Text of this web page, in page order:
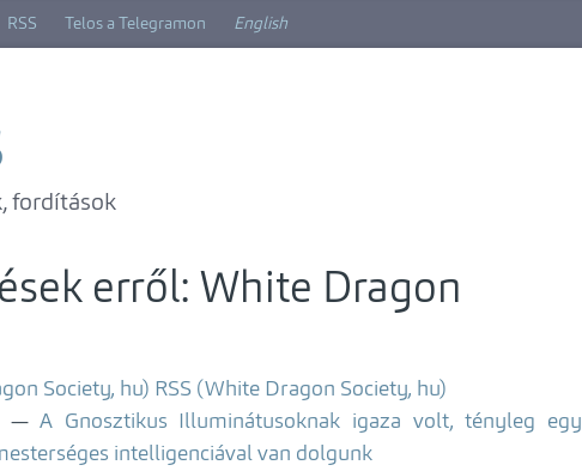
RSS Telos a Telegramon English
fordítások
erről: White Dragon
Society, hu) RSS (White Dragon Society, hu)
A Gnosztikus Illuminátusoknak igaza volt, tényleg egy
intelligenciával van dolgunk